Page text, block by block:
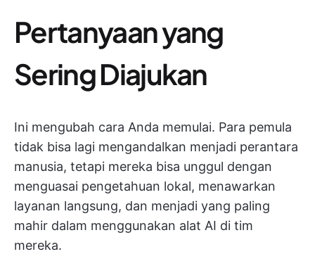
Pertanyaan yang
Sering Diajukan
Ini mengubah cara Anda memulai. Para pemula
tidak bisa lagi mengandalkan menjadi perantara
manusia, tetapi mereka bisa unggul dengan
menguasai pengetahuan lokal, menawarkan
layanan langsung, dan menjadi yang paling
mahir dalam menggunakan alat AI di tim
mereka.